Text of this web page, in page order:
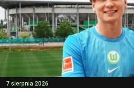
7 sierpnia 2026